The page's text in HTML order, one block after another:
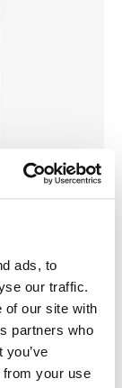
ads, to
our traffic.
of our site with
partners who
from your use